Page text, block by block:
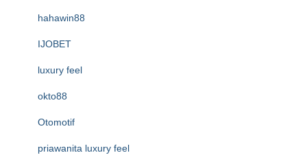
hahawin88
IJOBET
luxury feel
okto88
Otomotif
priawanita luxury feel